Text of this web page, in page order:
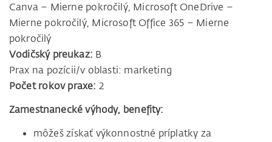
Canva – Mierne pokročilý, Microsoft OneDrive –
Mierne pokročilý, Microsoft Office 365 – Mierne
pokročilý
Vodičský preukaz: B
Prax na pozícii/v oblasti: marketing
Počet rokov praxe: 2
Zamestnanecké výhody, benefity:
môžeš získať výkonnostné príplatky za